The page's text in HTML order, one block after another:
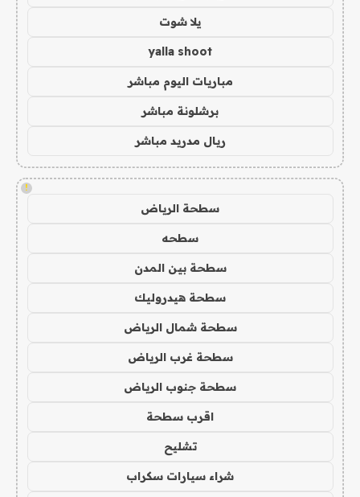
يلا شوت
yalla shoot
مباريات اليوم مباشر
برشلونة مباشر
ريال مدريد مباشر
!
سطحة الرياض
سطحه
سطحة بين المدن
سطحة هيدروليك
سطحة شمال الرياض
سطحة غرب الرياض
سطحة جنوب الرياض
اقرب سطحة
تشليح
شراء سيارات سكراب